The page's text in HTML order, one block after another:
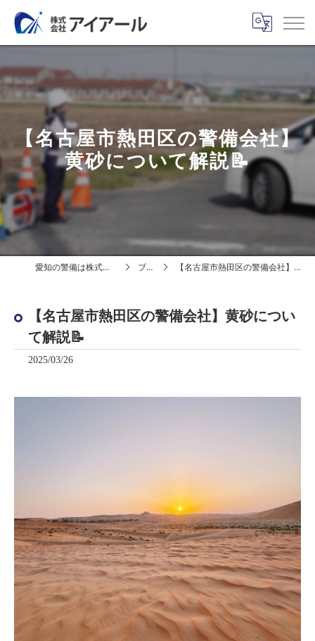
【名古屋市熱田区の警備会社】
黄砂について解説📝
愛知の警備は株式会社アイアール ブログ 【名古屋市熱田区の警備会社】黄砂について解説📝
【名古屋市熱田区の警備会社】黄砂につい
て解説📝
2025/03/26